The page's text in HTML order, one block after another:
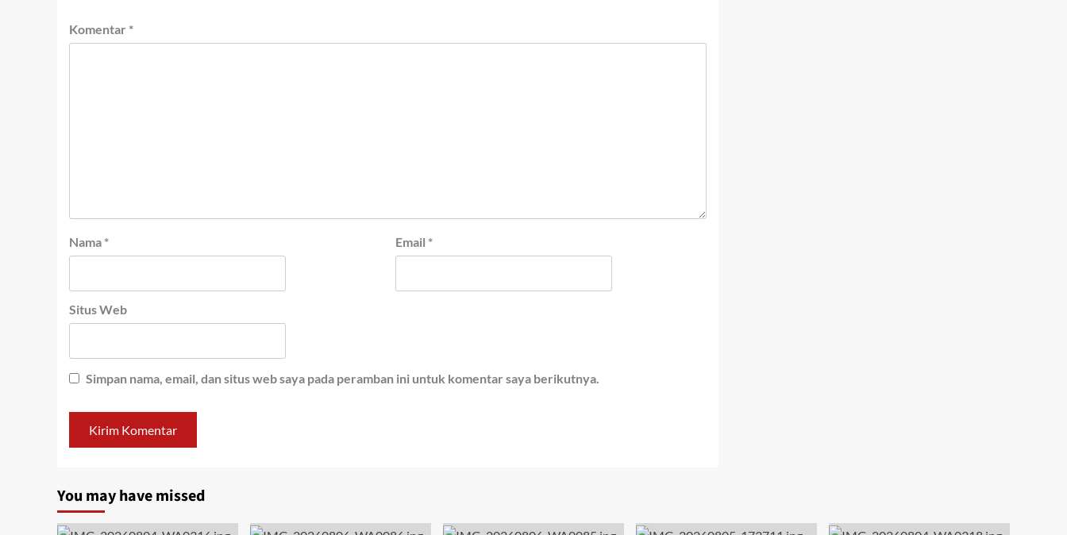
Komentar *
Nama * Email *
Situs Web
Simpan nama, email, dan situs web saya pada peramban ini untuk komentar saya berikutnya.
You may have missed